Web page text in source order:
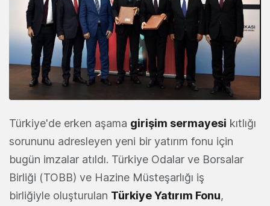
Türkiye'de erken aşama girişim sermayesi kıtlığı
sorununu adresleyen yeni bir yatırım fonu için
bugün imzalar atıldı. Türkiye Odalar ve Borsalar
Birliği (TOBB) ve Hazine Müsteşarlığı iş
birliğiyle oluşturulan Türkiye Yatırım Fonu,